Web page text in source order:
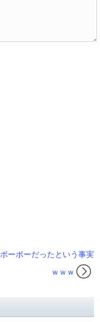
ーボーだったという事実
ｗｗｗ